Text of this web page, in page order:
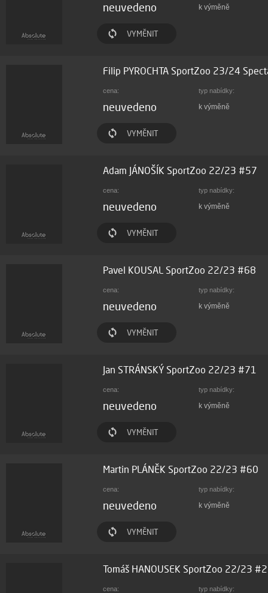
neuvedeno k výměně
VYMĚNIT
Filip PYROCHTA SportZoo 23/24
cena: typ nabídky:
neuvedeno k výměně
VYMĚNIT
Adam JÁNOŠÍK SportZoo 22/23 #57
cena: typ nabídky:
neuvedeno k výměně
VYMĚNIT
Pavel KOUSAL SportZoo 22/23 #68
cena: typ nabídky:
neuvedeno k výměně
VYMĚNIT
Jan STRÁNSKÝ SportZoo 22/23 #71
cena: typ nabídky:
neuvedeno k výměně
VYMĚNIT
Martin PLÁNĚK SportZoo 22/23 #60
cena: typ nabídky:
neuvedeno k výměně
VYMĚNIT
Tomáš HANOUSEK SportZoo 22/23
cena: typ nabídky: